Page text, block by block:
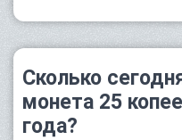
Сколько
монета 25
года?